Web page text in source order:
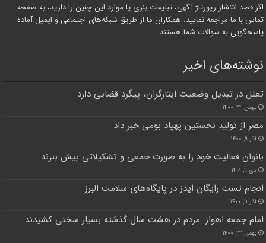
اگر قصد انتشار رپورتاژ آگهی، تبلیغات بنری یا موارد این چنین را دارید، به صفحه
تماس با ما مراجعه نمایید. همکاران ما از طریق شبکه‌های اجتماعی و ایمیل آماده
پاسخگویی به سوالات شما هستند.
نوشته‌های اخیر
تعلل در تبدیل وضعیت ایثارگران، پیگرد قضایی دارد
بهمن ۲۴, ۱۴۰۰
مصر از تولید نخستین پهپاد بومی خبر داد
آذر ۹, ۱۴۰۰
بانوان فعالیت خود را به صورت جمعی و تشکیلاتی پیش ببرند
دی ۹, ۱۴۰۱
انجام تست رایگان ایدز در پایگاه‌های سلامت البرز
آذر ۱۱, ۱۴۰۰
امام جمعه اهواز: مردم در هشت سال گذشته بسیار سختی کشیدند
بهمن ۲۲, ۱۴۰۰